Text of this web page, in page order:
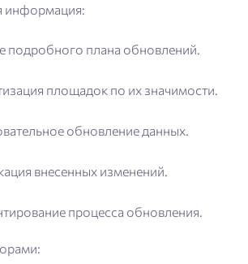
информация:
подробного плана обновлений.
площадок по их значимости.
обновление данных.
внесенных изменений.
процесса обновления.